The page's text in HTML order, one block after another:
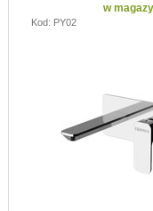
w
Kod: PY02